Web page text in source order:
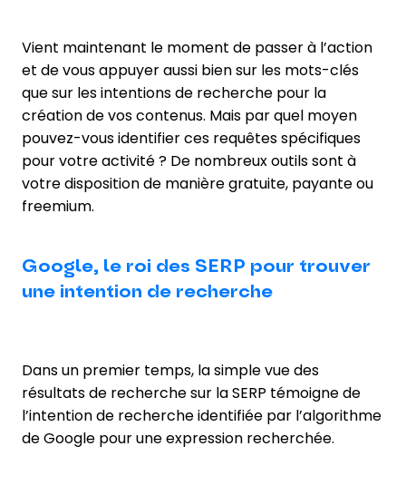
Vient maintenant le moment de passer à l’action
et de vous appuyer aussi bien sur les mots-clés
que sur les intentions de recherche pour la
création de vos contenus. Mais par quel moyen
pouvez-vous identifier ces requêtes spécifiques
pour votre activité ? De nombreux outils sont à
votre disposition de manière gratuite, payante ou
freemium.
Google, le roi des SERP pour trouver
une intention de recherche
Dans un premier temps, la simple vue des
résultats de recherche sur la SERP témoigne de
l’intention de recherche identifiée par l’algorithme
de Google pour une expression recherchée.